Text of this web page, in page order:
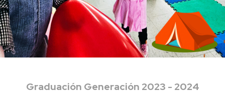
Graduación Generación 2023 - 2024